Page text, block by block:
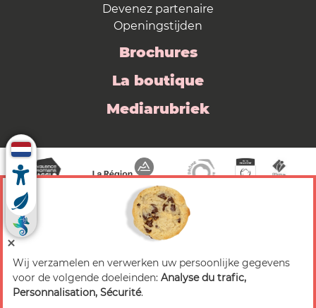
Devenez partenaire
Openingstijden
Brochures
La boutique
Mediarubriek
© 2026 Valence Romans Tourisme — Alle rechten
voorbehouden
Wij verzamelen en verwerken uw persoonlijke gegevens
voor de volgende doeleinden: Analyse du trafic,
Personnalisation, Sécurité.